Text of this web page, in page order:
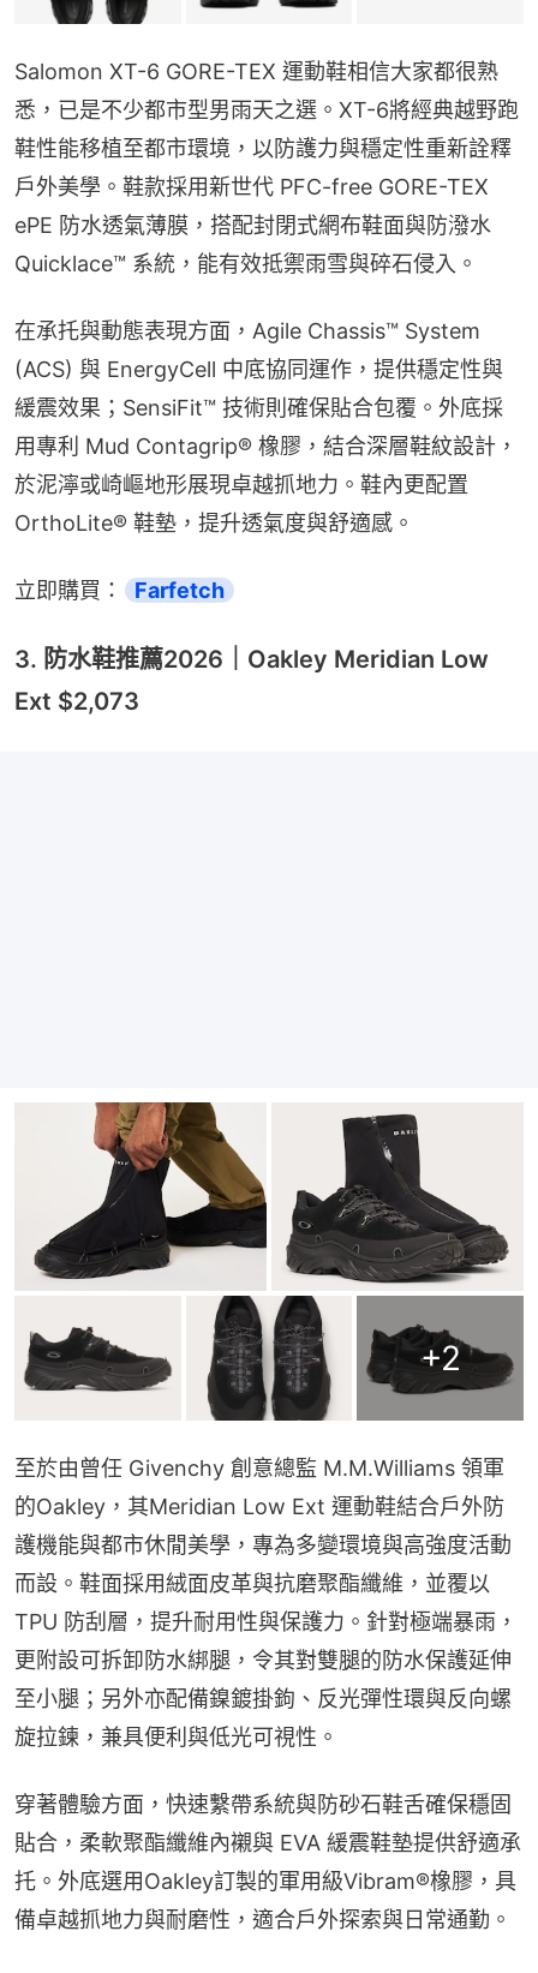
Salomon XT-6 GORE-TEX 運動鞋相信大家都很熟
悉，已是不少都市型男雨天之選。XT-6將經典越野跑
鞋性能移植至都市環境，以防護力與穩定性重新詮釋
戶外美學。鞋款採用新世代 PFC-free GORE-TEX
ePE 防水透氣薄膜，搭配封閉式網布鞋面與防潑水
Quicklace™ 系統，能有效抵禦雨雪與碎石侵入。
在承托與動態表現方面，Agile Chassis™ System
(ACS) 與 EnergyCell 中底協同運作，提供穩定性與
緩震效果；SensiFit™ 技術則確保貼合包覆。外底採
用專利 Mud Contagrip® 橡膠，結合深層鞋紋設計，
於泥濘或崎嶇地形展現卓越抓地力。鞋內更配置
OrthoLite® 鞋墊，提升透氣度與舒適感。
立即購買： Farfetch
3. 防水鞋推薦2026｜Oakley Meridian Low
Ext $2,073
+2
至於由曾任 Givenchy 創意總監 M.M.Williams 領軍
的Oakley，其Meridian Low Ext 運動鞋結合戶外防
護機能與都市休閒美學，專為多變環境與高強度活動
而設。鞋面採用絨面皮革與抗磨聚酯纖維，並覆以
TPU 防刮層，提升耐用性與保護力。針對極端暴雨，
更附設可拆卸防水綁腿，令其對雙腿的防水保護延伸
至小腿；另外亦配備鎳鍍掛鉤、反光彈性環與反向螺
旋拉鍊，兼具便利與低光可視性。
穿著體驗方面，快速繫帶系統與防砂石鞋舌確保穩固
貼合，柔軟聚酯纖維內襯與 EVA 緩震鞋墊提供舒適承
托。外底選用Oakley訂製的軍用級Vibram®橡膠，具
備卓越抓地力與耐磨性，適合戶外探索與日常通勤。